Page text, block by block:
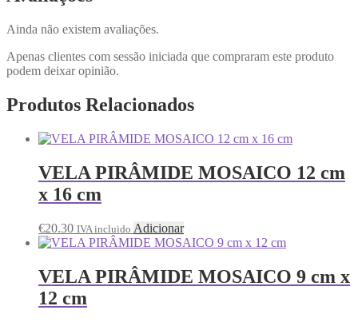
Ainda não existem avaliações.
Apenas clientes com sessão iniciada que compraram este produto
podem deixar opinião.
Produtos Relacionados
VELA PIRÂMIDE MOSAICO 12 cm
x 16 cm
€20.30 IVA incluido Adicionar
VELA PIRÂMIDE MOSAICO 9 cm x
12 cm